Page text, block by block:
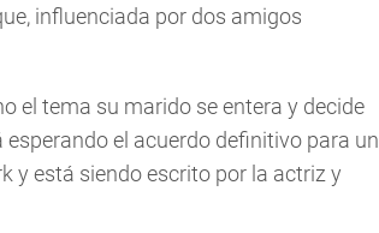
influenciada por dos amigos
el tema su marido se entera y decide
el acuerdo definitivo para un
y está siendo escrito por la actriz y